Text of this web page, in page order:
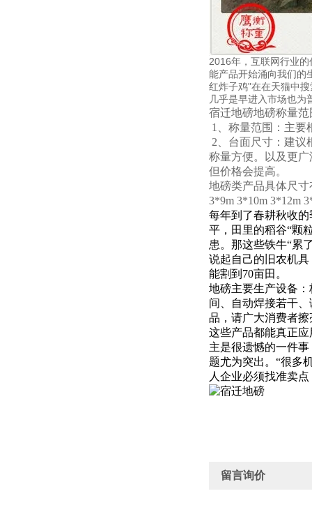
2016年，互联网行业
能产品开始涌向我们的
红炸子鸡"在在天猫中
几乎是早进入市场也为
宿迁地磅地磅称量范
1、称量范围：主要
2、台面尺寸：建议
称量方便。以及更
但价格会提高。
地磅类产品具体尺寸
3*9m 3*10m 3*12m
每年到了春耕秋收
平，田里的稻谷“颗
患。那这些铁牛“累
说起自己的旧农机
能割到70亩田。
地磅主要生产设备
间、自动焊接若干
品，请广大消费者
这些产品都能真正
主是很遗憾的一件
题尤为突出。“很多
人企业必须找准卖
留言询价